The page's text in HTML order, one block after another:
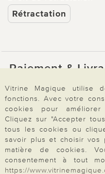
Rétractation
Paiement &
À propos de
Besoin d'aide?
Mentions légales|CGV|
Vitrine Magique utilise
fonctions. Avec votre
cookies pour
Cliquez sur "Accepter
tous les cookies ou
savoir plus et choisir vos
matière de cookies.
consentement à tout
https://